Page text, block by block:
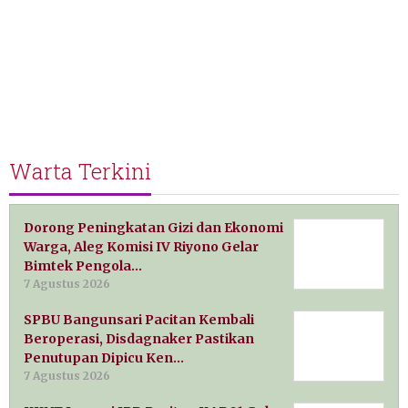
Warta Terkini
Dorong Peningkatan Gizi dan Ekonomi
Warga, Aleg Komisi IV Riyono Gelar
Bimtek Pengola…
7 Agustus 2026
SPBU Bangunsari Pacitan Kembali
Beroperasi, Disdagnaker Pastikan
Penutupan Dipicu Ken…
7 Agustus 2026